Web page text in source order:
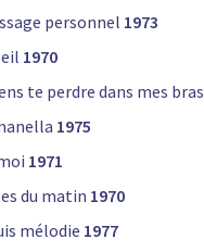
personnel 1973
1970
te perdre dans mes bras
1975
1971
du matin 1970
mélodie 1977